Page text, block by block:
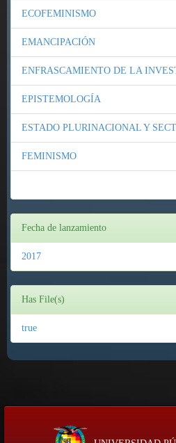
ECOFEMINISMO
EMANCIPACIÓN
ENFRASCAMIENTO DE LA
EPISTEMOLOGÍA
ESTADO PLURINACIONAL Y
FEMINISMO
Fecha de lanzamiento
2017
Has File(s)
true